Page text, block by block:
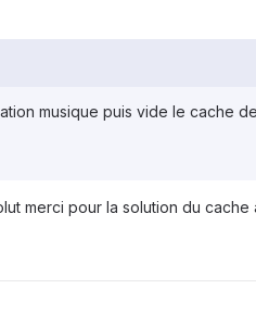
musique puis vide le cache
merci pour la solution du cache